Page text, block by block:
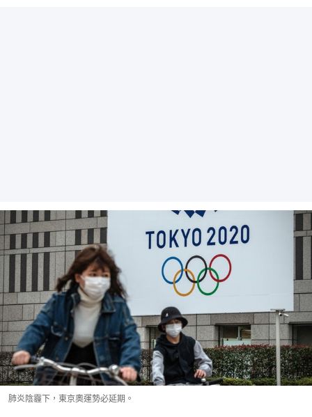
肺炎陰霾下，東京奧運勢必延期。